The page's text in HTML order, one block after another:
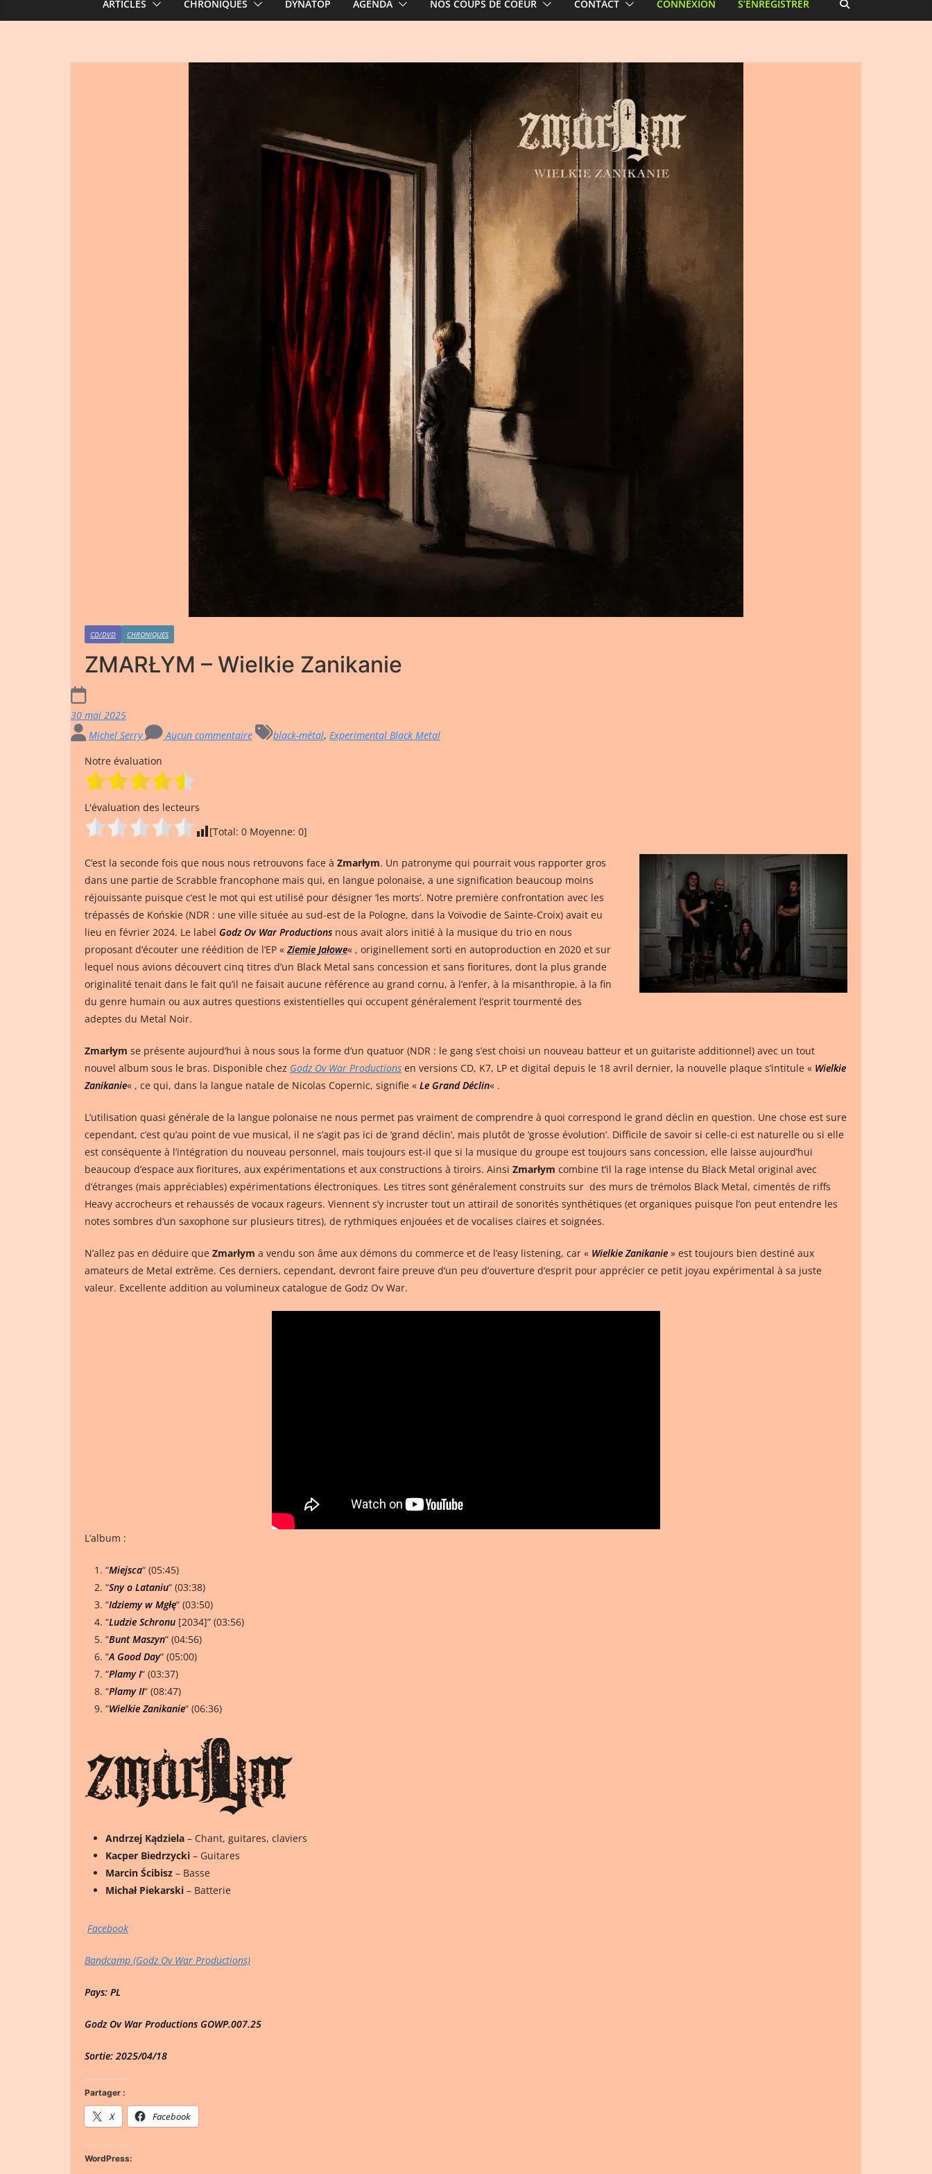
ARTICLES CHRONIQUES DYNATOP AGENDA NOS COUPS DE COEUR CONTACT CONNEXION S’ENREGISTRER
CD/DVD CHRONIQUES
ZMARŁYM – Wielkie Zanikanie
30 mai 2025
Michel Serry
Aucun commentaire black-métal, Experimental Black Metal
Notre évaluation
L'évaluation des lecteurs
[Total: 0 Moyenne: 0]
C’est la seconde fois que nous nous retrouvons face à Zmarłym. Un patronyme qui pourrait vous rapporter gros
dans une partie de Scrabble francophone mais qui, en langue polonaise, a une signification beaucoup moins
réjouissante puisque c’est le mot qui est utilisé pour désigner ‘les morts’. Notre première confrontation avec les
trépassés de Końskie (NDR : une ville située au sud-est de la Pologne, dans la Voïvodie de Sainte-Croix) avait eu
lieu en février 2024. Le label Godz Ov War Productions nous avait alors initié à la musique du trio en nous
proposant d’écouter une réédition de l’EP «Ziemie Jałowe« , originellement sorti en autoproduction en 2020 et sur
lequel nous avions découvert cinq titres d’un Black Metal sans concession et sans fioritures, dont la plus grande
originalité tenait dans le fait qu’il ne faisait aucune référence au grand cornu, à l’enfer, à la misanthropie, à la fin
du genre humain ou aux autres questions existentielles qui occupent généralement l’esprit tourmenté des
adeptes du Metal Noir.
Zmarłym se présente aujourd’hui à nous sous la forme d’un quatuor (NDR : le gang s’est choisi un nouveau batteur et un guitariste additionnel) avec un tout
nouvel album sous le bras. Disponible chez Godz Ov War Productions en versions CD, K7, LP et digital depuis le 18 avril dernier, la nouvelle plaque s’intitule « Wielkie
Zanikanie« , ce qui, dans la langue natale de Nicolas Copernic, signifie « Le Grand Déclin« .
L’utilisation quasi générale de la langue polonaise ne nous permet pas vraiment de comprendre à quoi correspond le grand déclin en question. Une chose est sure
cependant, c’est qu’au point de vue musical, il ne s’agit pas ici de ‘grand déclin’, mais plutôt de ‘grosse évolution’. Difficile de savoir si celle-ci est naturelle ou si elle
est conséquente à l’intégration du nouveau personnel, mais toujours est-il que si la musique du groupe est toujours sans concession, elle laisse aujourd’hui
beaucoup d’espace aux fioritures, aux expérimentations et aux constructions à tiroirs. Ainsi Zmarłym combine t’il la rage intense du Black Metal original avec
d’étranges (mais appréciables) expérimentations électroniques. Les titres sont généralement construits sur des murs de trémolos Black Metal, cimentés de riffs
Heavy accrocheurs et rehaussés de vocaux rageurs. Viennent s’y incruster tout un attirail de sonorités synthétiques (et organiques puisque l’on peut entendre les
notes sombres d’un saxophone sur plusieurs titres), de rythmiques enjouées et de vocalises claires et soignées.
N’allez pas en déduire que Zmarłym a vendu son âme aux démons du commerce et de l’easy listening, car « Wielkie Zanikanie » est toujours bien destiné aux
amateurs de Metal extrême. Ces derniers, cependant, devront faire preuve d’un peu d’ouverture d’esprit pour apprécier ce petit joyau expérimental à sa juste
valeur. Excellente addition au volumineux catalogue de Godz Ov War.
L’album :
“Miejsca“ (05:45)
“Sny o Lataniu“ (03:38)
“Idziemy w Mgłę“ (03:50)
“Ludzie Schronu [2034]” (03:56)
“Bunt Maszyn“ (04:56)
“A Good Day“ (05:00)
“Plamy I“ (03:37)
“Plamy II“ (08:47)
“Wielkie Zanikanie“ (06:36)
Andrzej Kądziela – Chant, guitares, claviers
Kacper Biedrzycki – Guitares
Marcin Ścibisz – Basse
Michał Piekarski – Batterie
Facebook
Bandcamp (Godz Ov War Productions)
Pays: PL
Godz Ov War Productions GOWP.007.25
Sortie: 2025/04/18
Partager :
X Facebook
WordPress: